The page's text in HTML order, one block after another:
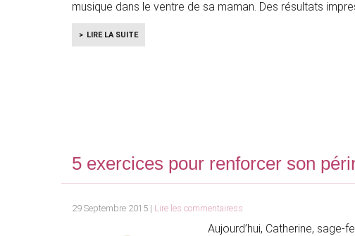
musique dans le ventre de sa maman. Des résultats
LIRE LA SUITE
5 exercices pour renforcer son
29 Septembre 2015 | Lire les commentairess
Aujourd’hui, Catherine,